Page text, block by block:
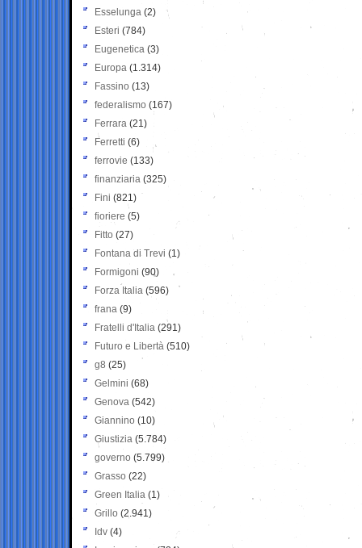
Esselunga (2)
Esteri (784)
Eugenetica (3)
Europa (1.314)
Fassino (13)
federalismo (167)
Ferrara (21)
Ferretti (6)
ferrovie (133)
finanziaria (325)
Fini (821)
fioriere (5)
Fitto (27)
Fontana di Trevi (1)
Formigoni (90)
Forza Italia (596)
frana (9)
Fratelli d'Italia (291)
Futuro e Libertà (510)
g8 (25)
Gelmini (68)
Genova (542)
Giannino (10)
Giustizia (5.784)
governo (5.799)
Grasso (22)
Green Italia (1)
Grillo (2.941)
Idv (4)